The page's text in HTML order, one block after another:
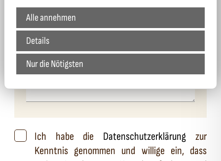
Nachricht
Ich habe die Datenschutzerklärungzur
Kenntnis genommen und willige ein, dass
Alle annehmen
Details
Nur die Nötigsten